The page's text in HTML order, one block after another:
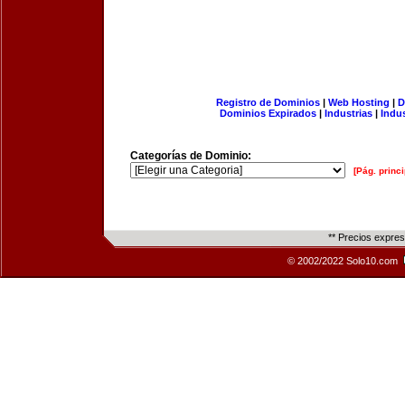
Registro de Dominios| Web Hosting |
Dominios Expirados | Industrias |
Categorías de Dominio:
[Pág.
** Precios
© 2002/2022 Solo10.com